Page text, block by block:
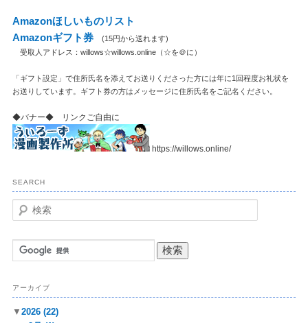
Amazonほしいものリスト
Amazonギフト券
(15円から送れます)
受取人アドレス：willows☆willows.online（☆を＠に）
「ギフト設定」で住所氏名を添えてお送りくださった方には年に1回程度お礼状を
お送りしています。ギフト券の方はメッセージに住所氏名をご記名ください。
◆バナー◆ リンクご自由に
https://willows.online/
SEARCH
検
索
アーカイブ
▼ 2026 (22)